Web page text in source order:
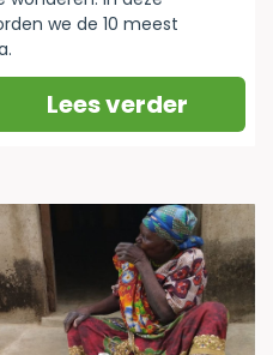
we de 10 meest
Lees verder